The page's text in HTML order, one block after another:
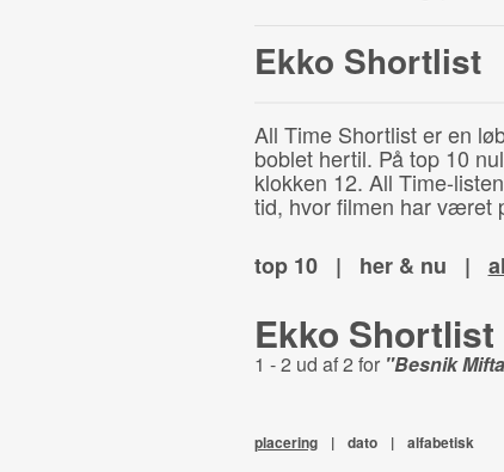
Ekko Shortlist
All Time Shortlist er en
boblet hertil. På top 10
klokken 12. All Time-
tid, hvor filmen har været
top 10
| her & nu |
Ekko Shortlist
1 - 2 ud af 2 for "Besnik
placering | dato | alfabetisk